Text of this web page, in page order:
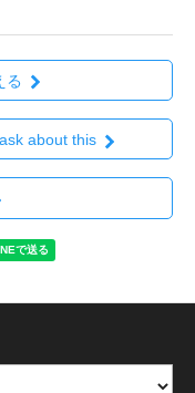
る
about this